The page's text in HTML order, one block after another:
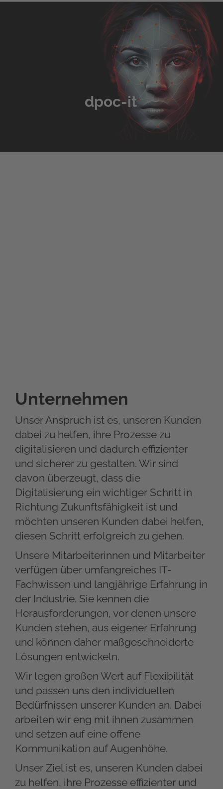
dpoc-it
Unternehmen
Unser Anspruch ist es, unseren Kunden
dabei zu helfen, ihre Prozesse zu
digitalisieren und dadurch effizienter
und sicherer zu gestalten. Wir sind
davon überzeugt, dass die
Digitalisierung ein wichtiger Schritt in
Richtung Zukunftsfähigkeit ist und
möchten unseren Kunden dabei helfen,
diesen Schritt erfolgreich zu gehen.
Unsere Mitarbeiterinnen und Mitarbeiter
verfügen über umfangreiches IT-
Fachwissen und langjährige Erfahrung in
der Industrie. Sie kennen die
Herausforderungen, vor denen unsere
Kunden stehen, aus eigener Erfahrung
und können daher maßgeschneiderte
Lösungen entwickeln.
Wir legen großen Wert auf Flexibilität
und passen uns den individuellen
Bedürfnissen unserer Kunden an. Dabei
arbeiten wir eng mit ihnen zusammen
und setzen auf eine offene
Kommunikation auf Augenhöhe.
Unser Ziel ist es, unseren Kunden dabei
zu helfen, ihre Prozesse effizienter und